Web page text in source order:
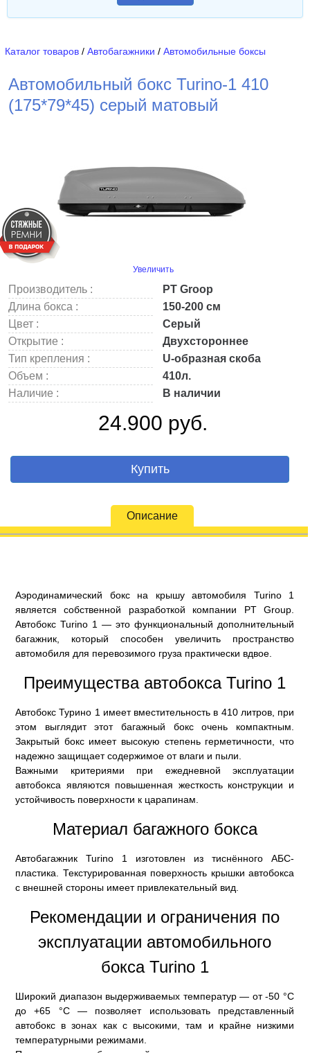
Каталог товаров / Автобагажники / Автомобильные боксы
Автомобильный бокс Turino-1 410
(175*79*45) серый матовый
Увеличить
Производитель :
PT Groop
Длина бокса :
150-200 см
Цвет :
Серый
Открытие :
Двухстороннее
Тип крепления :
U-образная скоба
Объем :
410л.
Наличие :
В наличии
24.900 руб.
Купить
Описание
Аэродинамический бокс на крышу автомобиля Turino 1
является собственной разработкой компании PT Group.
Автобокс Turino 1 — это функциональный дополнительный
багажник, который способен увеличить пространство
автомобиля для перевозимого груза практически вдвое.
Преимущества автобокса Turino 1
Автобокс Турино 1 имеет вместительность в 410 литров, при
этом выглядит этот багажный бокс очень компактным.
Закрытый бокс имеет высокую степень герметичности, что
надежно защищает содержимое от влаги и пыли.
Важными критериями при ежедневной эксплуатации
автобокса являются повышенная жесткость конструкции и
устойчивость поверхности к царапинам.
Материал багажного бокса
Автобагажник Turino 1 изготовлен из тиснённого АБС-
пластика. Текстурированная поверхность крышки автобокса
с внешней стороны имеет привлекательный вид.
Рекомендации и ограничения по
эксплуатации автомобильного
бокса Turino 1
Широкий диапазон выдерживаемых температур — от -50 °C
до +65 °C — позволяет использовать представленный
автобокс в зонах как с высокими, там и крайне низкими
температурными режимами.